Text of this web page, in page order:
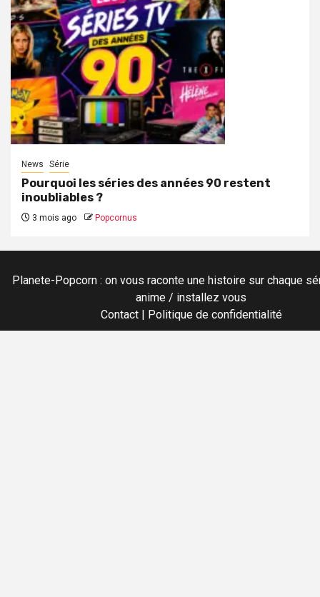
News Série
Pourquoi les séries des années 90 restent
inoubliables ?
3 mois ago Popcornus
Planete-Popcorn : on vous raconte une histoire sur chaque
anime / installez vous
Contact| Politique de confidentialité